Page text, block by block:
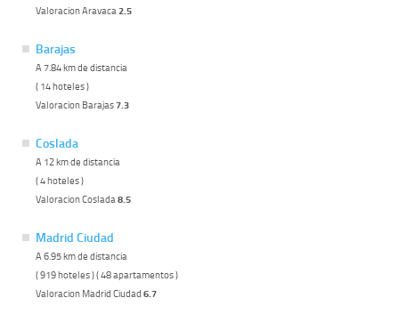
Valoracion Aravaca2.5
Barajas
A 7.84 km de distancia
( 14 hoteles )
Valoracion Barajas7.3
Coslada
A 12 km de distancia
( 4 hoteles )
Valoracion Coslada8.5
Madrid Ciudad
A 6.95 km de distancia
( 919 hoteles ) ( 48 apartamentos )
Valoracion Madrid Ciudad 6.7